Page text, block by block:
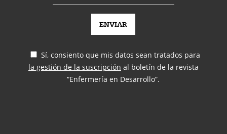
Sí, consiento que mis datos sean tratados para
la gestión de la suscripción al boletín de la revista
“Enfermería en Desarrollo”.